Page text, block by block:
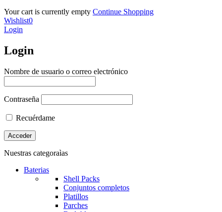
Your cart is currently empty Continue Shopping
Wishlist0
Login
Login
Nombre de usuario o correo electrónico
Contraseña
Recuérdame
Nuestras categoraìas
Baterias
Shell Packs
Conjuntos completos
Platillos
Parches